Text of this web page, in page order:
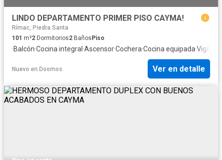
LINDO DEPARTAMENTO PRIMER PISO CAYMA!
Rímac, Piedra Santa
101 m²2 Dormitorios2 Baños Piso
·Balcón·Cocina integral ·Ascensor·Cochera·Cocina equipada·
Nuevo en Doomos Ver en detalle